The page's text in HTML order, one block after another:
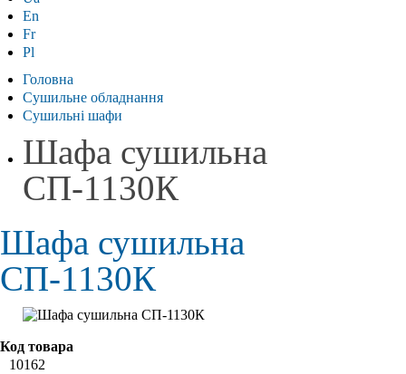
En
Fr
Pl
Головна
Сушильне обладнання
Сушильні шафи
Шафа сушильна
СП-1130К
Шафа сушильна
СП-1130К
Код товара
10162